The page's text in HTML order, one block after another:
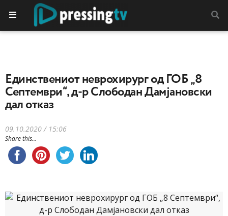
Единствениот неврохирург од ГОБ „8
Септември“, д-р Слободан Дамјановски
дал отказ
09.10.2020 / 15:06
Share this...